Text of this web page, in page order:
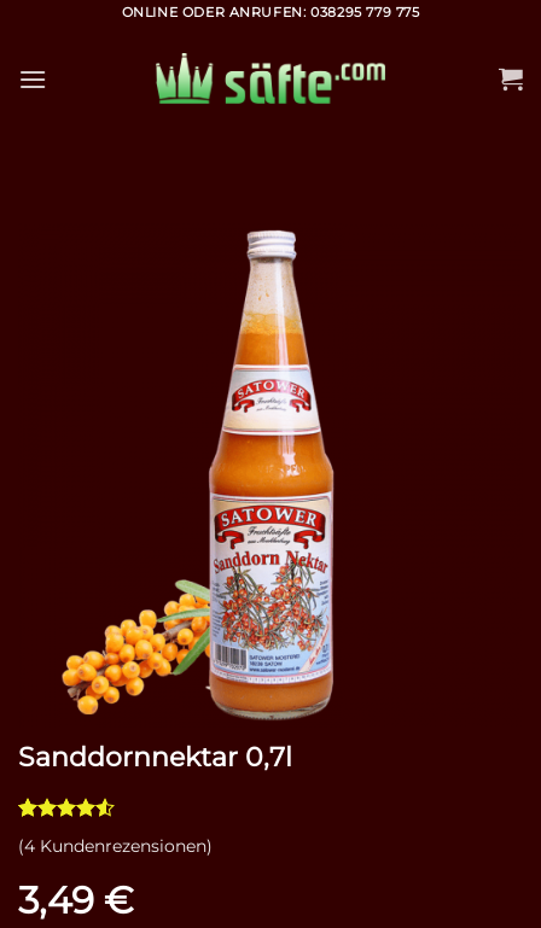
springen
ONLINE ODER ANRUFEN: 038295 779 775
Sanddornnektar 0,7l
Bewertet
mit4.5
basierend
auf
4(4 Kundenrezensionen)
3,49 €